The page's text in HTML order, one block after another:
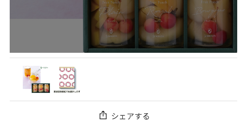
シェアする